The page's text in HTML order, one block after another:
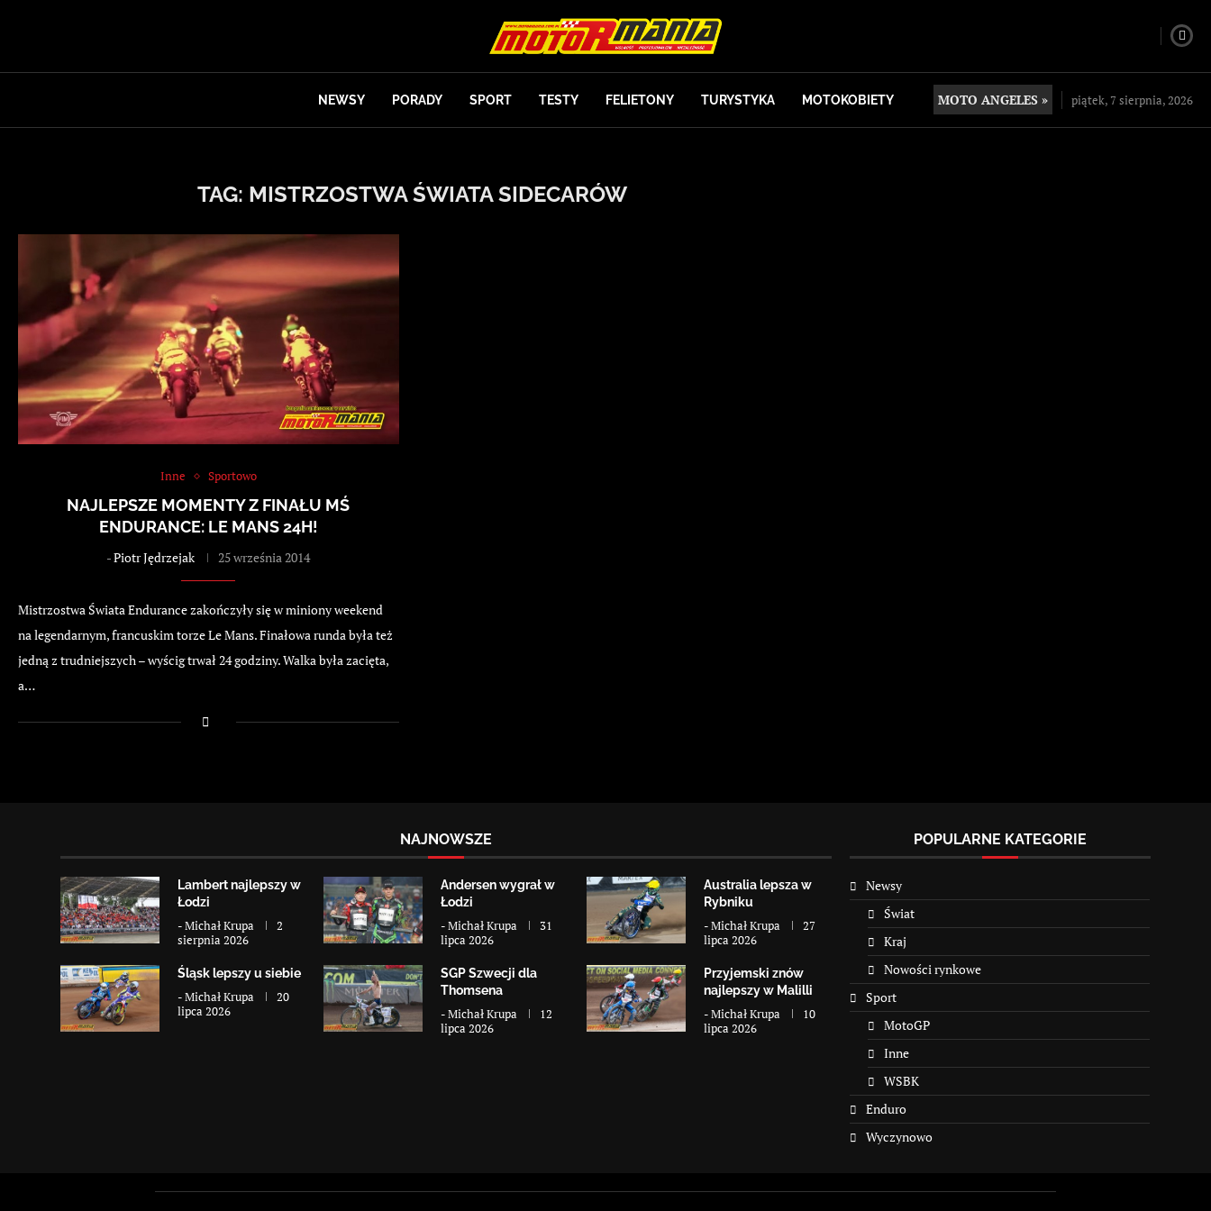
NEWSY PORADY SPORT TESTY FELIETONY TURYSTYKA MOTOKOBIETY MOTO ANGELES » piątek, 7 sierpnia, 2026
TAG: MISTRZOSTWA ŚWIATA SIDECARÓW
Inne Sportowo
NAJLEPSZE MOMENTY Z FINAŁU MŚ
ENDURANCE: LE MANS 24H!
-Piotr Jędrzejak 25 września 2014
Mistrzostwa Świata Endurance zakończyły się w miniony weekend
na legendarnym, francuskim torze Le Mans. Finałowa runda była też
jedną z trudniejszych – wyścig trwał 24 godziny. Walka była zacięta,
a…
NAJNOWSZE
Lambert najlepszy w
Łodzi
-Michał Krupa
2
sierpnia 2026
Andersen wygrał w
Łodzi
-Michał Krupa
31
lipca 2026
Australia lepsza w
Rybniku
-Michał Krupa
27
lipca 2026
Śląsk lepszy u siebie
-Michał Krupa
20
lipca 2026
SGP Szwecji dla
Thomsena
-Michał Krupa
12
lipca 2026
Przyjemski znów
najlepszy w Malilli
-Michał Krupa
10
lipca 2026
POPULARNE KATEGORIE
Newsy
Świat
Kraj
Nowości rynkowe
Sport
MotoGP
Inne
WSBK
Enduro
Wyczynowo